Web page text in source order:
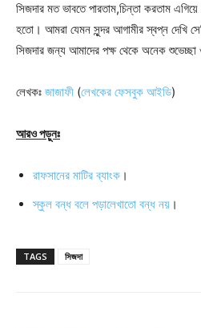
সিজদার মত ভাবতে পারতাম,চিন্তা করতাম
হতো। আমরা যেমন সুন্দর আগামীর স্বপ্ন দেখি
সিজদার জন্য আমাদের পক্ষ থেকে অনেক শুভেচ্ছা
লেখকঃ জাজাফী (লেখকের ফেসবুক আইডি)
আরও পড়ুনঃ
রাফসানের মাটির ব্যাংক ।
স্কুল বন্ধ বলে পড়ালেখাতো বন্ধ নয় ।
TAGS সিজদা